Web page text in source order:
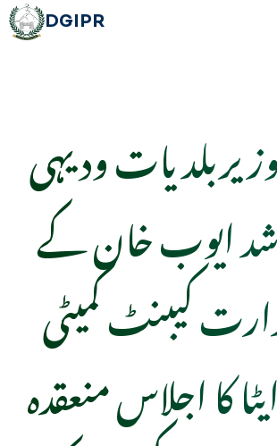
DGIPR
ودیہی
ایوب خان کے
کیبنٹ کمیٹی
کا اجلاس منعقدہ